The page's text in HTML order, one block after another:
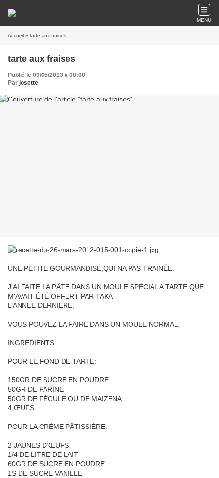
MENU
Accueil » tarte aux fraises
tarte aux fraises
Publié le 09/05/2013 à 08:08
Par josette
UNE PETITE GOURMANDISE,QUI NA PAS TRAINÉE.
J'AI FAITE LA PÂTE DANS UN MOULE SPÉCIAL A TARTE QUE
M'AVAIT ÉTÉ OFFERT PAR TAKA
L’ANNÉE DERNIÈRE.
VOUS POUVEZ LA FAIRE DANS UN MOULE NORMAL.
INGRÉDIENTS:
POUR LE FOND DE TARTE:
150GR DE SUCRE EN POUDRE
50GR DE FARINE
50GR DE FÉCULE OU DE MAIZENA
4 ŒUFS.
POUR LA CRÈME PÂTISSIÈRE:
2 JAUNES D’ŒUFS
1/4 DE LITRE DE LAIT
60GR DE SUCRE EN POUDRE
1S DE SUCRE VANILLE